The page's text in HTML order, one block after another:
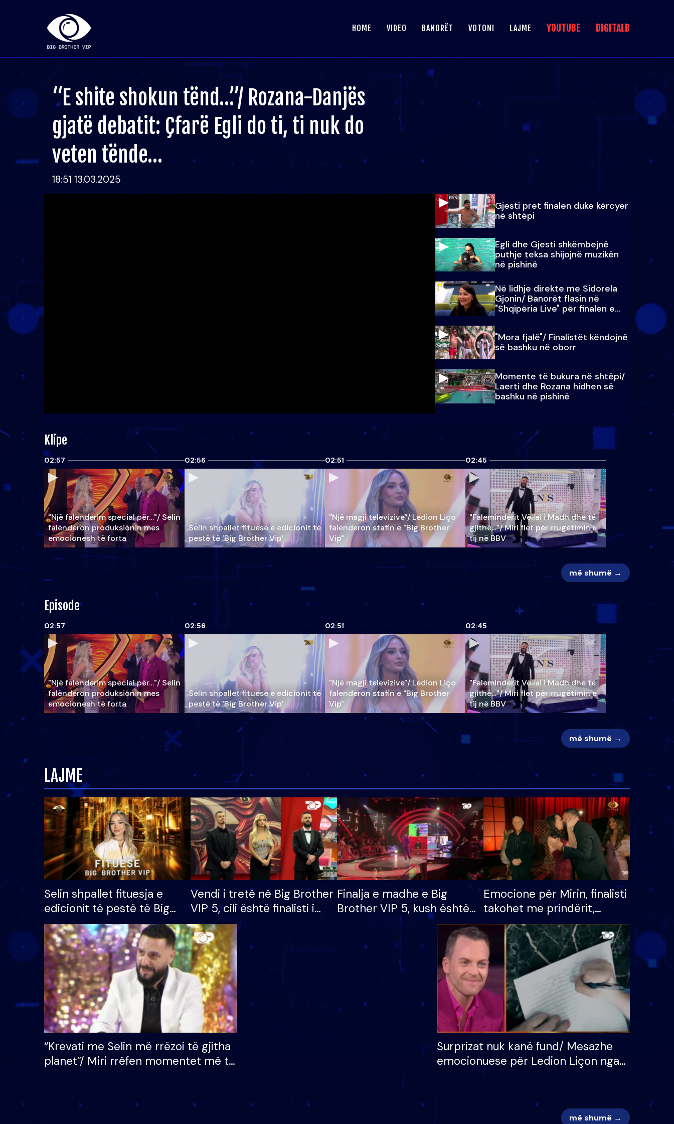
HOME VIDEO BANORËT VOTONI LAJME YOUTUBE DIGITALB
“E shite shokun tënd…”/ Rozana-Danjës
gjatë debatit: Çfarë Egli do ti, ti nuk do
veten tënde…
18:51 13.03.2025
Gjesti pret finalen duke kërcyer
në shtëpi
Egli dhe Gjesti shkëmbejnë
puthje teksa shijojnë muzikën
në pishinë
Në lidhje direkte me Sidorela
Gjonin/ Banorët flasin në
"Shqipëria Live" për finalen e
madhe
"Mora fjalë"/ Finalistët këndojnë
së bashku në oborr
Momente të bukura në shtëpi/
Laerti dhe Rozana hidhen së
bashku në pishinë
Klipe
02:57
"Një falenderim special për…"/ Selin
falënderon produksionin mes
emocionesh të forta
02:56
Selin shpallet fituese e edicionit të
pestë të ‘Big Brother Vip’
02:51
"Një magji televizive"/ Ledion Liço
falenderon stafin e "Big Brother
Vip"
02:45
"Faleminderit Vëllai i Madh dhe të
gjithë…"/ Miri flet për rrugëtimin e
tij në BBV
më shumë →
Episode
02:57
"Një falenderim special për…"/ Selin
falënderon produksionin mes
emocionesh të forta
02:56
Selin shpallet fituese e edicionit të
pestë të ‘Big Brother Vip’
02:51
"Një magji televizive"/ Ledion Liço
falenderon stafin e "Big Brother
Vip"
02:45
"Faleminderit Vëllai i Madh dhe të
gjithë…"/ Miri flet për rrugëtimin e
tij në BBV
më shumë →
LAJME
Selin shpallet fituesja e
edicionit të pestë të Big
Brother VIP, rrëmben
çmimin e madh prej 100
mijë eurosh
Vendi i tretë në Big Brother
VIP 5, cili është finalisti i
radhës që lë shtëpinë
Finalja e madhe e Big
Brother VIP 5, kush është
banori i parë që lë shtëpinë
dhe humb mundësinë për
të fituar çmimin e madh
Emocione për Mirin, finalisti
takohet me prindërit,
vajzën dhe bashkëshorten:
S’kemi ndonjë letër divorci
apo jo?
“Krevati me Selin më rrëzoi të gjitha
planet”/ Miri rrëfen momentet më të
bukura në shtëpinë e BB VIP: Do më
Surprizat nuk kanë fund/ Mesazhe
emocionuese për Ledion Liçon nga
nëna dhe fëmijët e tij, moderatori
më shumë →